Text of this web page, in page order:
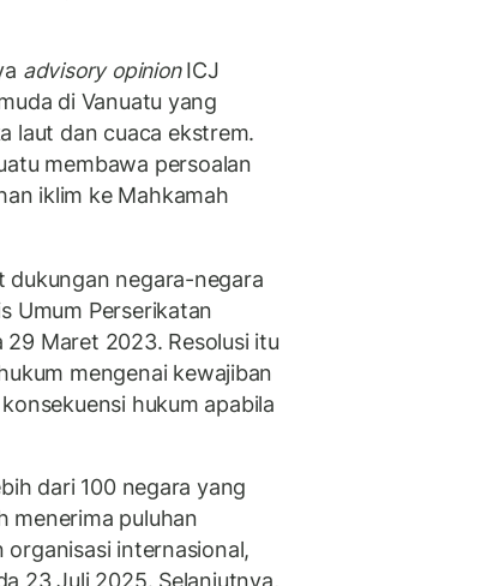
advisory opinionICJ
di Vanuatu yang
laut dan cuaca ekstrem.
membawa persoalan
iklim ke Mahkamah
dukungan negara-negara
Umum Perserikatan
29 Maret 2023. Resolusi itu
mengenai kewajiban
hukum apabila
dari 100 negara yang
menerima puluhan
internasional,
23 Juli 2025. Selanjutnya,